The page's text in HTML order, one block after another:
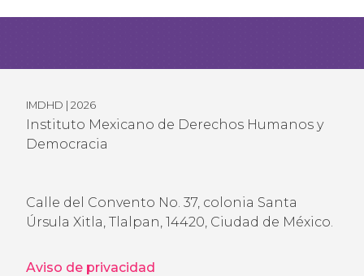
IMDHD | 2026
Instituto Mexicano de Derechos Humanos y
Democracia
Calle del Convento No. 37, colonia Santa
Úrsula Xitla, Tlalpan, 14420, Ciudad de México.
Aviso de privacidad